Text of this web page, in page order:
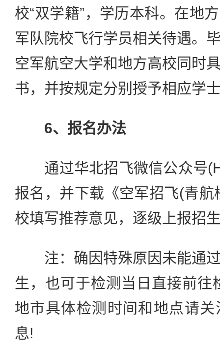
校“双学籍”，学历本科。在地
军队院校飞行学员相关待遇。
空军航空大学和地方高校同时
书，并按规定分别授予相应学
6、报名办法
通过华北招飞微信公众号
报名，并下载《空军招飞(青
校填写推荐意见，逐级上报招
注：确因特殊原因未能通过
生，也可于检测当日直接前往
地市具体检测时间和地点请
息!